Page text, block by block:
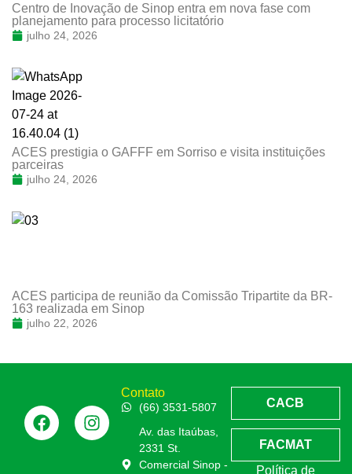
Centro de Inovação de Sinop entra em nova fase com
planejamento para processo licitatório
julho 24, 2026
ACES prestigia o GAFFF em Sorriso e visita instituições
parceiras
julho 24, 2026
ACES participa de reunião da Comissão Tripartite da BR-
163 realizada em Sinop
julho 22, 2026
Contato
(66) 3531-5807
Av. das Itaúbas,
2331 St.
Comercial Sinop -
CACB
FACMAT
Política de